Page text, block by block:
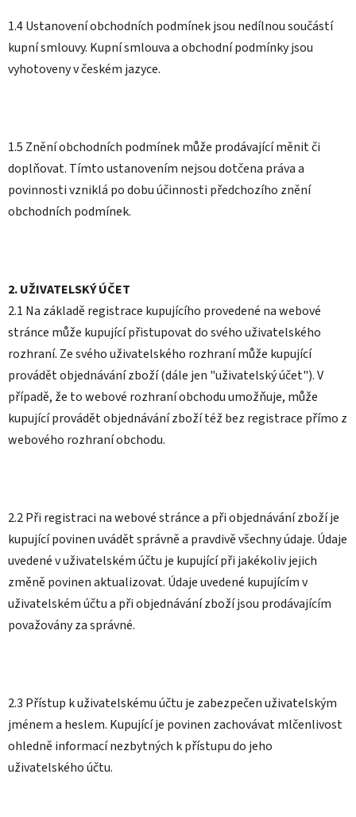
1.4 Ustanovení obchodních podmínek jsou nedílnou součástí
kupní smlouvy. Kupní smlouva a obchodní podmínky jsou
vyhotoveny v českém jazyce.
1.5 Znění obchodních podmínek může prodávající měnit či
doplňovat. Tímto ustanovením nejsou dotčena práva a
povinnosti vzniklá po dobu účinnosti předchozího znění
obchodních podmínek.
2. UŽIVATELSKÝ ÚČET
2.1 Na základě registrace kupujícího provedené na webové
stránce může kupující přistupovat do svého uživatelského
rozhraní. Ze svého uživatelského rozhraní může kupující
provádět objednávání zboží (dále jen "uživatelský účet"). V
případě, že to webové rozhraní obchodu umožňuje, může
kupující provádět objednávání zboží též bez registrace přímo z
webového rozhraní obchodu.
2.2 Při registraci na webové stránce a při objednávání zboží je
kupující povinen uvádět správně a pravdivě všechny údaje. Údaje
uvedené v uživatelském účtu je kupující při jakékoliv jejich
změně povinen aktualizovat. Údaje uvedené kupujícím v
uživatelském účtu a při objednávání zboží jsou prodávajícím
považovány za správné.
2.3 Přístup k uživatelskému účtu je zabezpečen uživatelským
jménem a heslem. Kupující je povinen zachovávat mlčenlivost
ohledně informací nezbytných k přístupu do jeho
uživatelského účtu.